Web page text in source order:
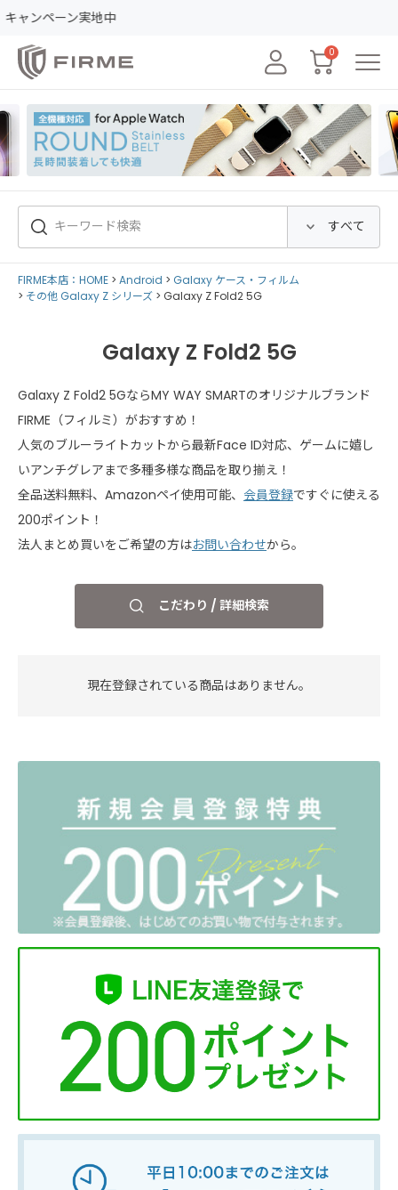
ペーン実地中
0
FIRME本店：HOME Android
Galaxy ケース・フィルム
その他 Galaxy Z シリーズ
Galaxy Z Fold2 5G
Galaxy Z Fold2 5G
Galaxy Z Fold2 5GならMY WAY SMARTのオリジナルブランド
FIRME（フィルミ）がおすすめ！
人気のブルーライトカットから最新Face ID対応、ゲームに嬉し
いアンチグレアまで多種多様な商品を取り揃え！
全品送料無料、Amazonペイ使用可能、 会員登録ですぐに使える
200ポイント！
法人まとめ買いをご希望の方はお問い合わせから。
こだわり / 詳細検索
現在登録されている商品はありません。